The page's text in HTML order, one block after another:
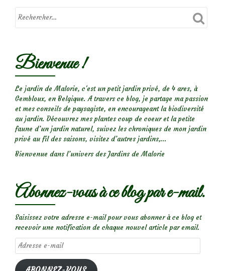
santé
insectes
rosiers
et
prévenir
les
maladies
Bienvenue !
Le jardin de Malorie, c'est un petit jardin privé, de 4 ares, à
Gembloux, en Belgique. A travers ce blog, je partage ma passion
et mes conseils de paysagiste, en encourageant la biodiversité
au jardin. Découvrez mes plantes coup de coeur et la petite
faune d’un jardin naturel, suivez les chroniques de mon jardin
privé au fil des saisons, visitez d’autres jardins,...
Bienvenue dans l’univers des Jardins de Malorie
Abonnez-vous à ce blog par e-mail.
Saisissez votre adresse e-mail pour vous abonner à ce blog et
recevoir une notification de chaque nouvel article par email.
Adresse
e-
mail